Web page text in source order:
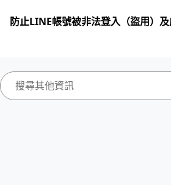
防止LINE帳號被非法登入（盜用）